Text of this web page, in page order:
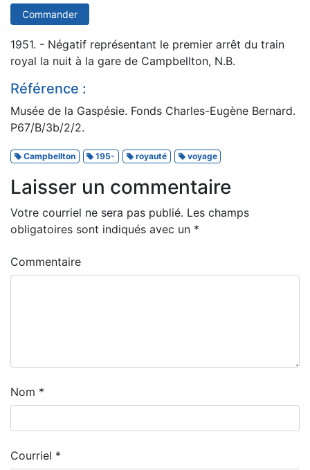
Commander
1951. - Négatif représentant le premier arrêt du train
royal la nuit à la gare de Campbellton, N.B.
Référence :
Musée de la Gaspésie. Fonds Charles-Eugène Bernard.
P67/B/3b/2/2.
Campbellton 195- royauté voyage
Laisser un commentaire
Votre courriel ne sera pas publié. Les champs
obligatoires sont indiqués avec un *
Commentaire
Nom *
Courriel *